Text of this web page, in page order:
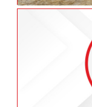
Prof. Dr.